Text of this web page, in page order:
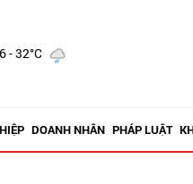
- 32°C
DOANH NHÂN PHÁP LUẬT